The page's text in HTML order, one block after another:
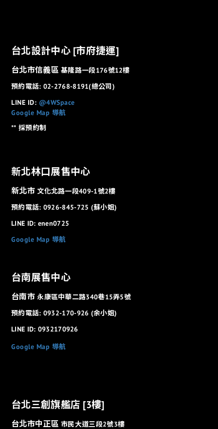
台北設計中心 [市府捷運]
台北市信義區基隆路一段176號12樓
預約電話: 02-2768-8191(總公司)
LINE ID: @4WSpace
Google Map 導航
** 採預約制
新北林口展售中心
新北市 文化北路一段409-1號2樓
預約電話: 0926-845-725 (蘇小姐)
LINE ID: enen0725
Google Map 導航
台南展售中心
台南市永康區中華二路340巷15弄5號
預約電話: 0932-170-926 (余小姐)
LINE ID: 0932170926
Google Map 導航
台北三創旗艦店 [3樓]
台北市中正區市民大道三段2號3樓